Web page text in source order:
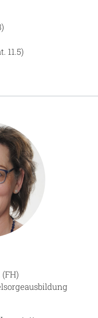
11.5)